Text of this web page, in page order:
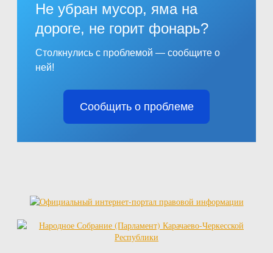
Не убран мусор, яма на
дороге, не горит фонарь?
Столкнулись с проблемой — сообщите о
ней!
Сообщить о проблеме